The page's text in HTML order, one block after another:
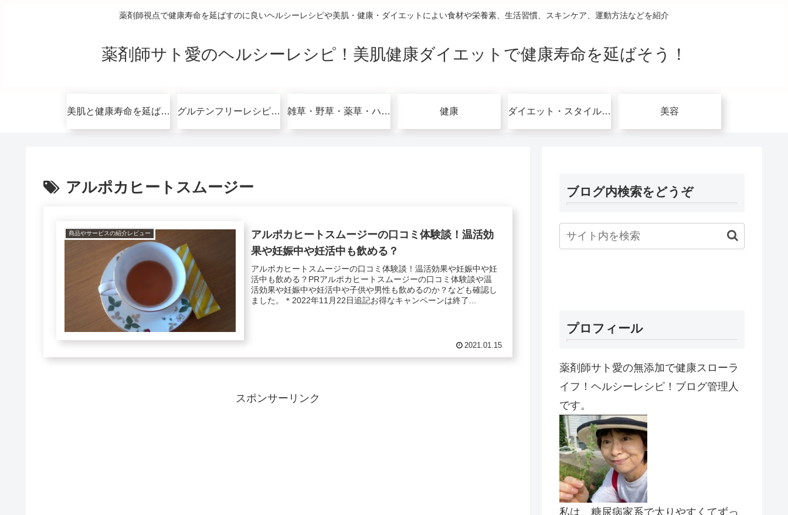
薬剤師視点で健康寿命を延ばすのに良いヘルシーレシピや美肌・健康・ダイエットによい食材や栄養素、生活習慣、スキンケア、運動方法などを紹介
薬剤師サト愛のヘルシーレシピ！美肌健康ダイエットで健康寿命を延ばそう！
美肌と健康寿命を延ばすコツ無料講座 グルテンフリーレシピで美肌健康ダイエット！ 雑草・野草・薬草・ハーブ 健康 ダイエット・スタイルアップ関連 美容
アルポカヒートスムージー
商品やサービスの紹介レビュー
アルポカヒートスムージーの口コミ体験談！温活効
果や妊娠中や妊活中も飲める？
アルポカヒートスムージーの口コミ体験談！温活効果や妊娠中や妊
活中も飲める？PRアルポカヒートスムージーの口コミ体験談や温
活効果や妊娠中や妊活中や子供や男性も飲めるのか？なども確認し
ました。＊2022年11月22日追記お得なキャンペーンは終了...
2021.01.15
スポンサーリンク
ブログ内検索をどうぞ
プロフィール
薬剤師サト愛の無添加で健康スローラ
イフ！ヘルシーレシピ！ブログ管理人
です。
私は、糖尿病家系で太りやすくてずっ